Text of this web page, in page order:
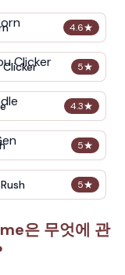
4.6★
5★
4.3★
5★
5★
은 무엇에 관